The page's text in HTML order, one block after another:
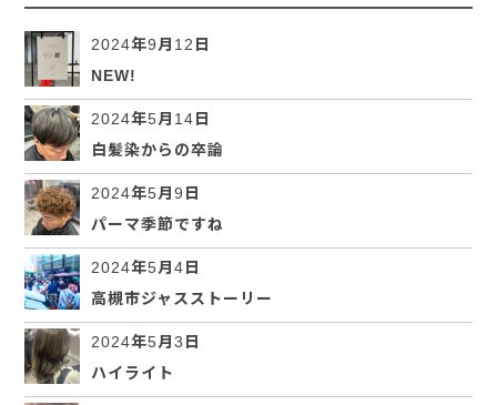
2024年9月12日
NEW!
2024年5月14日
白髪染からの卒論
2024年5月9日
パーマ季節ですね
2024年5月4日
高槻市ジャスストーリー
2024年5月3日
ハイライト